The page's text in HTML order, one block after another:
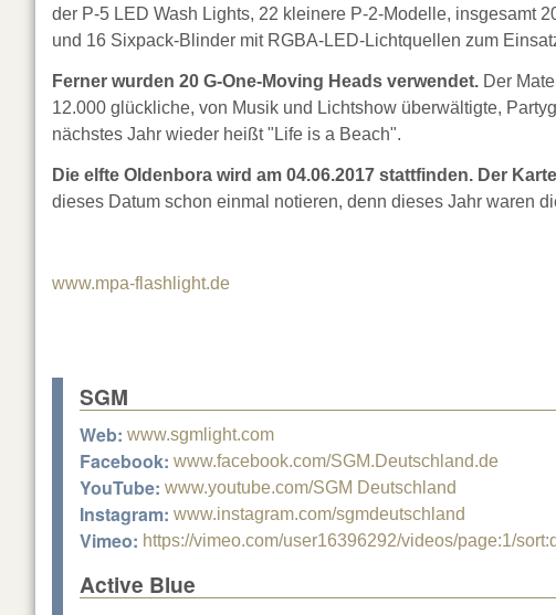
der P-5 LED Wash Lights, 22 kleinere P-2-Modelle, insgesamt
und 16 Sixpack-Blinder mit RGBA-LED-Lichtquellen zum
Ferner wurden 20 G-One-Moving Heads verwendet. Der
12.000 glückliche, von Musik und Lichtshow überwältigte,
nächstes Jahr wieder heißt "Life is a Beach".
Die elfte Oldenbora wird am 04.06.2017 stattfinden. Der
dieses Datum schon einmal notieren, denn dieses Jahr waren
www.mpa-flashlight.de
SGM
Web: www.sgmlight.com
Facebook: www.facebook.com/SGM.Deutschland.de
YouTube: www.youtube.com/SGM Deutschland
Instagram: www.instagram.com/sgmdeutschland
Vimeo: https://vimeo.com/user16396292/videos/page:1/
Active Blue